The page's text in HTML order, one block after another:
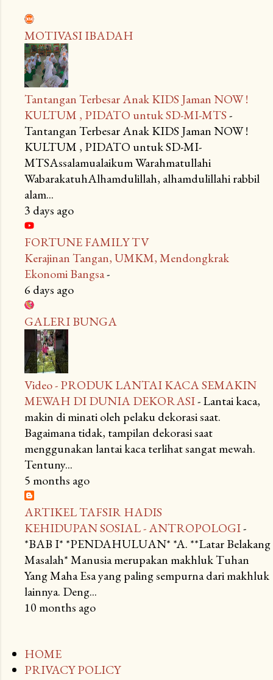
MOTIVASI IBADAH
Tantangan Terbesar Anak KIDS Jaman NOW !
KULTUM , PIDATO untuk SD-MI-MTS-
Tantangan Terbesar Anak KIDS Jaman NOW !
KULTUM , PIDATO untuk SD-MI-
MTSAssalamualaikum Warahmatullahi
WabarakatuhAlhamdulillah, alhamdulillahi rabbil
alam...
3 days ago
FORTUNE FAMILY TV
Kerajinan Tangan, UMKM, Mendongkrak
Ekonomi Bangsa-
6 days ago
GALERI BUNGA
Video - PRODUK LANTAI KACA SEMAKIN
MEWAH DI DUNIA DEKORASI-Lantai kaca,
makin di minati oleh pelaku dekorasi saat.
Bagaimana tidak, tampilan dekorasi saat
menggunakan lantai kaca terlihat sangat mewah.
Tentuny...
5 months ago
ARTIKEL TAFSIR HADIS
KEHIDUPAN SOSIAL - ANTROPOLOGI-
*BAB I* *PENDAHULUAN* *A. **Latar Belakang
Masalah* Manusia merupakan makhluk Tuhan
Yang Maha Esa yang paling sempurna dari makhluk
lainnya. Deng...
10 months ago
HOME
PRIVACY POLICY